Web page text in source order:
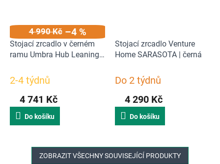
4 990 Kč –4 %
Stojací zrcadlo v černém
ramu Umbra Hub Leaning
2-4 týdnů
4 741 Kč
Do košíku
Stojací zrcadlo Venture
Home SARASOTA | černá
Do 2 týdnů
4 290 Kč
Do košíku
ZOBRAZIT VŠECHNY SOUVISEJÍCÍ PRODUKTY